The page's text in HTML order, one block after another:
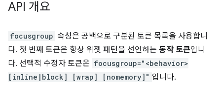
API 개요
focusgroup 속성은 공백으로 구분된 토큰 목록을 사용합니
다. 첫 번째 토큰은 항상 위젯 패턴을 선언하는 동작 토큰입니
다. 선택적 수정자 토큰은 focusgroup="<behavior>
[inline|block] [wrap] [nomemory]" 입니다.